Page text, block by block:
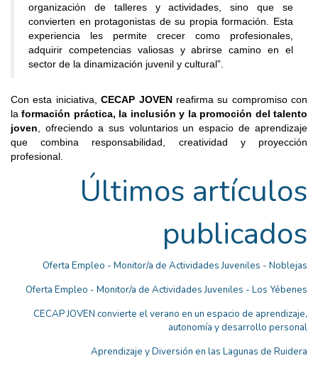
organización de talleres y actividades, sino que se
convierten en protagonistas de su propia formación. Esta
experiencia les permite crecer como profesionales,
adquirir competencias valiosas y abrirse camino en el
sector de la dinamización juvenil y cultural”.
Con esta iniciativa,CECAP JOVENreafirma su compromiso con
laformación práctica, la inclusión y la promoción del talento
joven , ofreciendo a sus voluntarios un espacio de aprendizaje
que combina responsabilidad, creatividad y proyección
profesional.
Últimos artículos
publicados
Oferta Empleo - Monitor/a de Actividades Juveniles - Noblejas
Oferta Empleo - Monitor/a de Actividades Juveniles - Los Yébenes
CECAP JOVEN convierte el verano en un espacio de aprendizaje,
autonomía y desarrollo personal
Aprendizaje y Diversión en las Lagunas de Ruidera